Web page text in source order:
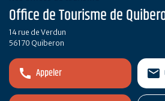
Office de Tourisme de
14 rue de Verdun
56170 Quiberon
Appeler